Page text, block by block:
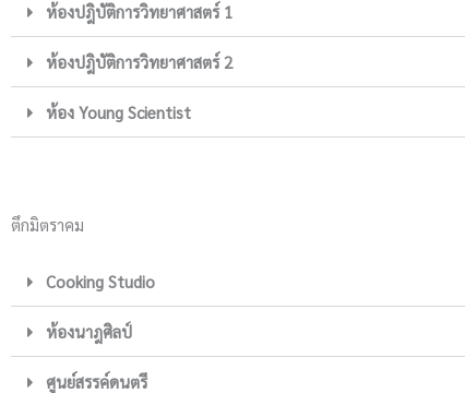
ห้องปฎิบัติการวิทยาศาสตร์ 1
ห้องปฎิบัติการวิทยาศาสตร์ 2
ห้อง Young Scientist
ตึกมิตราคม
Cooking Studio
ห้องนาฎศิลป์
ศูนย์สรรค์ดนตรี